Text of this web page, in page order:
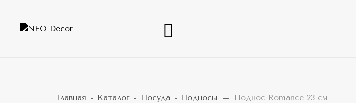
Главная Каталог Посуда Подносы Поднос Romance 23 см